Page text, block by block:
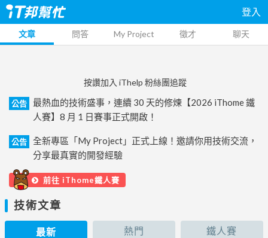
登入
文章 問答 My Project 徵才 聊天
按讚加入 iThelp 粉絲團追蹤
公告
最熱血的技術盛事，連續 30 天的修煉【2026 iThome 鐵
人賽】8 月 1 日賽事正式開啟！
公告
全新專區「My Project」正式上線！邀請你用技術交流，
分享最真實的開發經驗
前往 iThome鐵人賽
技術文章
最新 熱門 鐵人賽